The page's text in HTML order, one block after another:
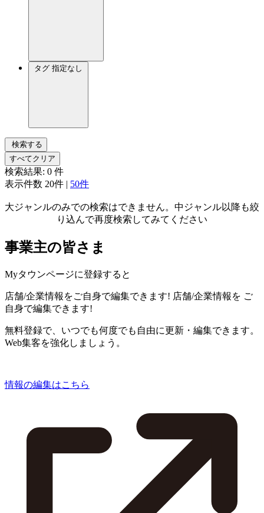
タグ 指定なし
検索する
すべてクリア
検索結果: 0 件
表示件数 20件 | 50件
大ジャンルのみでの検索はできません。中ジャンル以降も絞
り込んで再度検索してみてください
事業主の皆さま
Myタウンページに登録すると
店舗/企業情報をご自身で編集できます! 店舗/企業情報を ご
自身で編集できます!
無料登録で、いつでも何度でも自由に更新・編集できます。
Web集客を強化しましょう。
情報の編集はこちら